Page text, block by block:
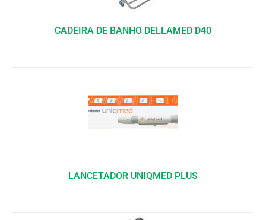
CADEIRA DE BANHO DELLAMED D40
LANCETADOR UNIQMED PLUS